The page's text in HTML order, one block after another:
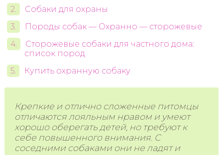
Собаки для охраны
Породы собак — Охранно — сторожевые
Сторожевые собаки для частного дома:
список пород
Купить охранную собаку
Крепкие и отлично сложенные питомцы
отличаются лояльным нравом и умеют
хорошо оберегать детей, но требуют к
себе повышенного внимания. С
соседними собаками они не ладят и